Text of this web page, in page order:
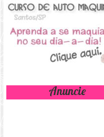
Anuncie